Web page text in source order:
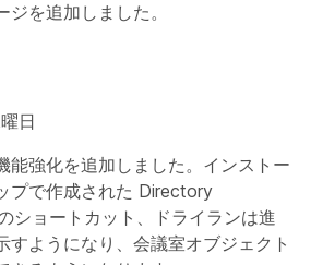
を追加しました。
日
能強化を追加しました。インストー
プで作成された Directory
ショートカット、ドライランは進
すようになり、会議室オブジェクト